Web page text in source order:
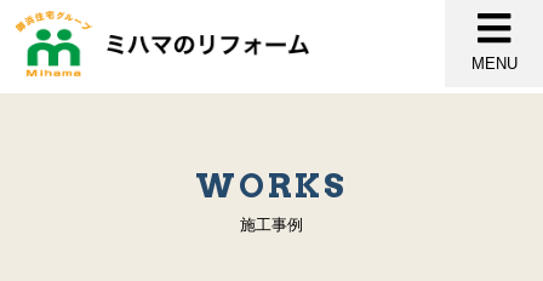
MENU
WORKS
施工事例